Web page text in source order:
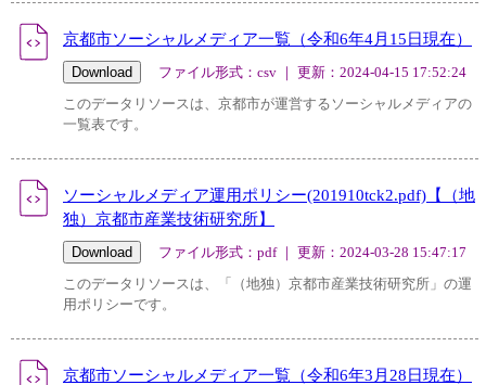
京都市ソーシャルメディア一覧（令和6年4月15日現在）
ファイル形式：csv ｜ 更新：2024-04-15 17:52:24
このデータリソースは、京都市が運営するソーシャルメディアの
一覧表です。
ソーシャルメディア運用ポリシー(201910tck2.pdf)【（地
独）京都市産業技術研究所】
ファイル形式：pdf ｜ 更新：2024-03-28 15:47:17
このデータリソースは、「（地独）京都市産業技術研究所」の運
用ポリシーです。
京都市ソーシャルメディア一覧（令和6年3月28日現在）